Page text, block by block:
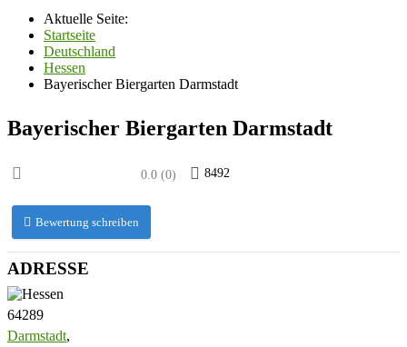
Aktuelle Seite:
Startseite
Deutschland
Hessen
Bayerischer Biergarten Darmstadt
Bayerischer Biergarten Darmstadt
0.0 (0) 8492
Bewertung schreiben
ADRESSE
64289
Darmstadt,